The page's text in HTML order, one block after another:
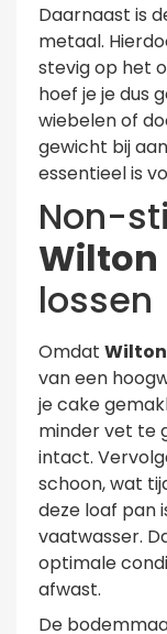
Daarnaast is
metaal.
stevig op het
hoef je je dus
wiebelen of
gewicht bij
essentieel is
Non-
Wilton
lossen
Omdat Wilton
van een
je cake
minder vet te
intact.
schoon, wat
deze loaf pan
vaatwasser.
optimale
afwast.
De